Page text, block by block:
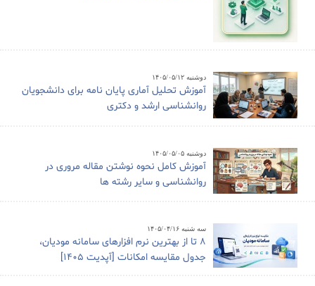
دوشنبه ۱۴۰۵/۰۵/۱۲
آموزش تحلیل آماری پایان نامه برای دانشجویان
روانشناسی ارشد و دکتری
دوشنبه ۱۴۰۵/۰۵/۰۵
آموزش کامل نحوه نوشتن مقاله مروری در
روانشناسی و سایر رشته ها
سه شنبه ۱۴۰۵/۰۴/۱۶
8 تا از بهترین نرم افزارهای سامانه مودیان،
جدول مقایسه امکانات [آپدیت 1405]